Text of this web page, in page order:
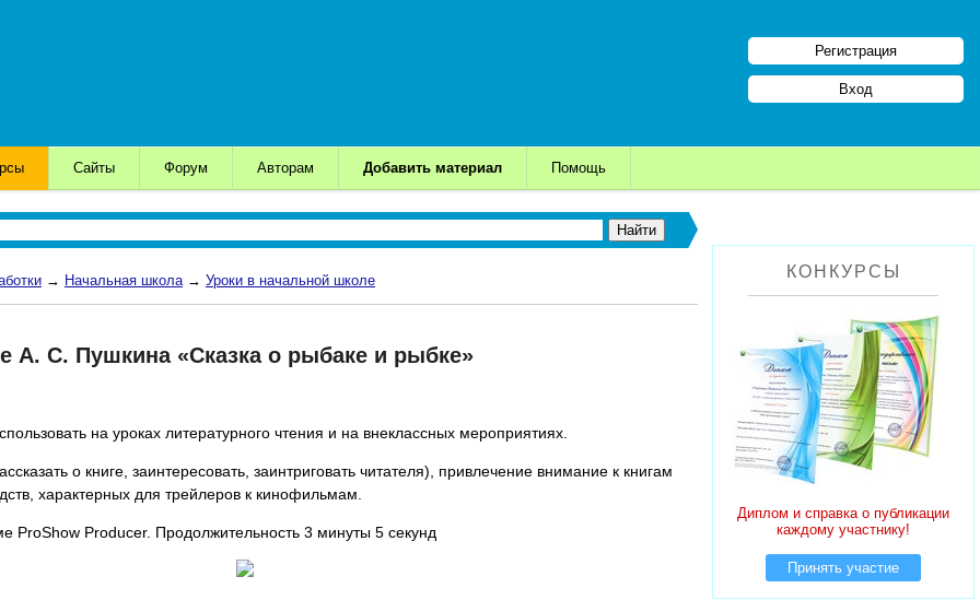
Регистрация
Вход
Сайты Форум Авторам Добавить материал Помощь
→ Начальная школа→ Уроки в начальной школе
А. С. Пушкина «Сказка о рыбаке и рыбке»
на уроках литературного чтения и на внеклассных мероприятиях.
о книге, заинтересовать, заинтриговать читателя), привлечение внимание к книгам
характерных для трейлеров к кинофильмам.
ProShow Producer. Продолжительность 3 минуты 5 секунд
КОНКУРСЫ
Диплом и справка о публикации
каждому участнику!
Принять участие